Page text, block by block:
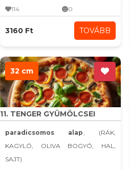
114 0
3160 Ft TOVÁBB
32 cm
11. TENGER GYÜMÖLCSEI
paradicsomos alap, (RÁK,
KAGYLÓ, OLIVA BOGYÓ, HAL,
SAJT)